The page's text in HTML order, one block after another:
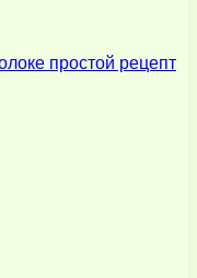
простой рецепт